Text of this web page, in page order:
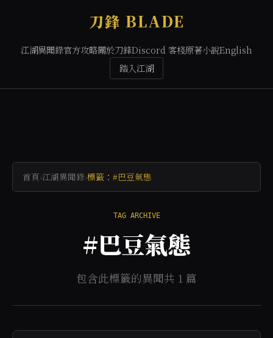
刀鋒 BLADE
江湖異聞錄官方攻略關於刀鋒Discord 客棧原著小說English
踏入江湖
首頁›江湖異聞錄›標籤：#巴豆氣態
TAG ARCHIVE
#巴豆氣態
包含此標籤的異聞共 1 篇